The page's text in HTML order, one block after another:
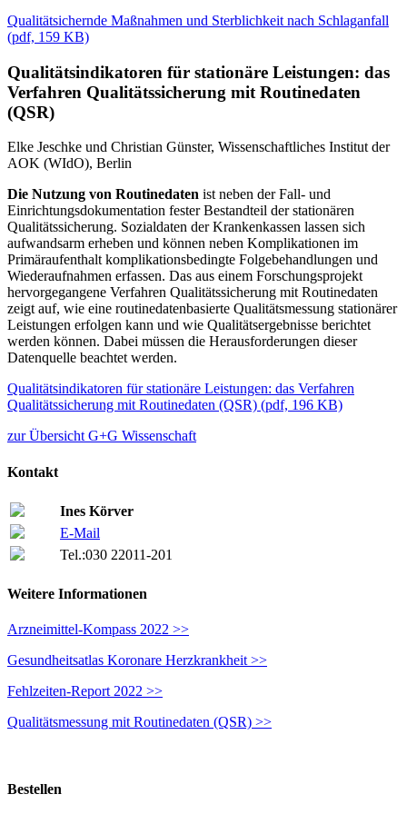
Qualitätsichernde Maßnahmen und Sterblichkeit nach Schlaganfall
(pdf, 159 KB)
Qualitätsindikatoren für stationäre Leistungen: das
Verfahren Qualitätssicherung mit Routinedaten
(QSR)
Elke Jeschke und Christian Günster, Wissenschaftliches Institut der
AOK (WIdO), Berlin
Die Nutzung von Routinedaten ist neben der Fall- und
Einrichtungsdokumentation fester Bestandteil der stationären
Qualitätssicherung. Sozialdaten der Krankenkassen lassen sich
aufwandsarm erheben und können neben Komplikationen im
Primäraufenthalt komplikationsbedingte Folgebehandlungen und
Wiederaufnahmen erfassen. Das aus einem Forschungsprojekt
hervorgegangene Verfahren Qualitätssicherung mit Routinedaten
zeigt auf, wie eine routinedatenbasierte Qualitätsmessung stationärer
Leistungen erfolgen kann und wie Qualitätsergebnisse berichtet
werden können. Dabei müssen die Herausforderungen dieser
Datenquelle beachtet werden.
Qualitätsindikatoren für stationäre Leistungen: das Verfahren
Qualitätssicherung mit Routinedaten (QSR) (pdf, 196 KB)
zur Übersicht G+G Wissenschaft
Kontakt
Ines Körver
E-Mail
Tel.:030 22011-201
Weitere Informationen
Arzneimittel-Kompass 2022 >>
Gesundheitsatlas Koronare Herzkrankheit >>
Fehlzeiten-Report 2022 >>
Qualitätsmessung mit Routinedaten (QSR) >>
Bestellen